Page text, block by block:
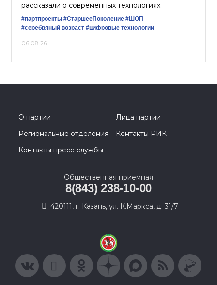
рассказали о современных технологиях
#партпроекты #СтаршееПоколение #ШОП
#серебряный возраст #цифровые технологии
06.08.26
О партии
Лица партии
Региональные отделения
Контакты РИК
Контакты пресс-службы
Общественная приемная
8(843) 238-10-00
420111, г. Казань, ул. К.Маркса, д. 31/7